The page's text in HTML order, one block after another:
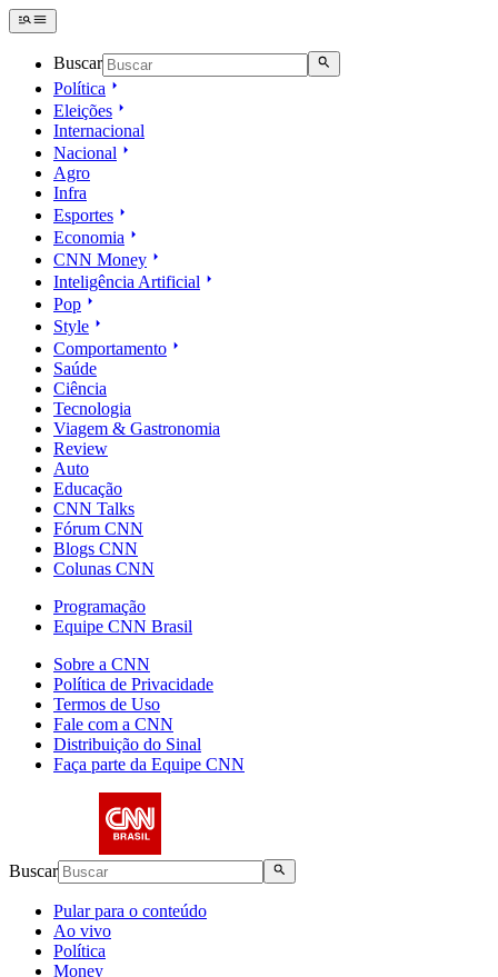
Buscar
Política
Eleições
Internacional
Nacional
Agro
Infra
Esportes
Economia
CNN Money
Inteligência Artificial
Pop
Style
Comportamento
Saúde
Ciência
Tecnologia
Viagem & Gastronomia
Review
Auto
Educação
CNN Talks
Fórum CNN
Blogs CNN
Colunas CNN
Programação
Equipe CNN Brasil
Sobre a CNN
Política de Privacidade
Termos de Uso
Fale com a CNN
Distribuição do Sinal
Faça parte da Equipe CNN
Buscar
Pular para o conteúdo
Ao vivo
Política
Money